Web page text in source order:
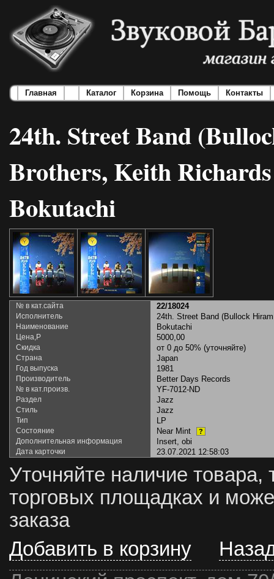
Главная Каталог Корзина Помощь Контакты
24th. Street Band
Brothers, Keith
Bokutachi
№ в кат.сайта 22/18024
Исполнитель 24th. Street Band (Bullock
Наименование Bokutachi
Цена,Р 5000,00
Скидка от 0 до 50% (уточняйте)
Страна Japan
Год выпуска 1981
Производитель Better Days Records
№ в кат.произв. YF-7012-ND
Раздел Jazz
Стиль Jazz
Тип LP
Состояние Near Mint ?
Дополнительная информация Insert, obi
Дата карточки 23.07.2021 12:58:03
Уточняйте наличие товара,
торговых площадках и
заказа
Добавить в корзину